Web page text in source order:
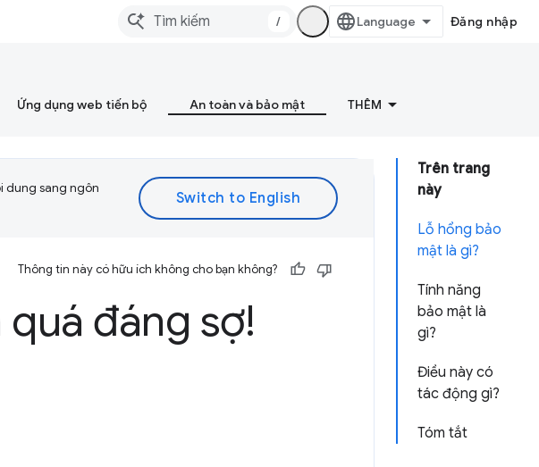
/ Đăng nhập
Ứng dụng web tiến bộ An toàn và bảo mật THÊM
Trên trang
này
Lỗ hổng bảo
mật là gì?
Tính năng
bảo mật là
gì?
Điều này có
tác động gì?
Tóm tắt
dung sang ngôn
Thông tin này có hữu ích không cho bạn không?
đáng sợ!